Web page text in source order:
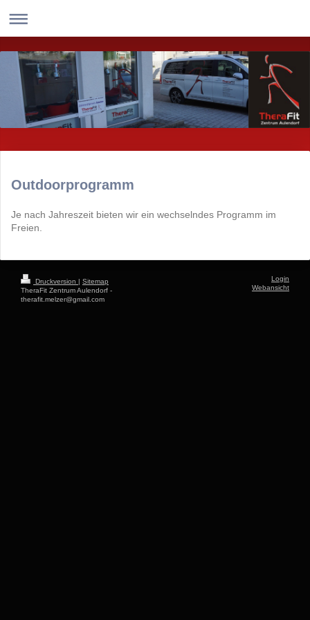
Outdoorprogramm
Je nach Jahreszeit bieten wir ein wechselndes Programm im
Freien.
Druckversion | Sitemap
TheraFit Zentrum Aulendorf -
therafit.melzer@gmail.com
Login
Webansicht